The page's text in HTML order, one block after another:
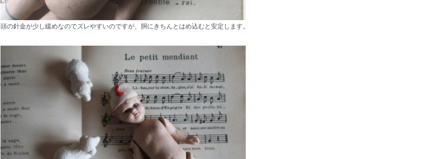
頭の針金が少し緩めなのでズレやすいのですが、胴にきちんとはめ込むと安定します。